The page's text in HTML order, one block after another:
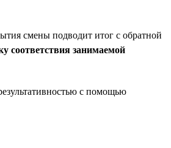
смены подводит итог с обратной
соответствия занимаемой
с помощью